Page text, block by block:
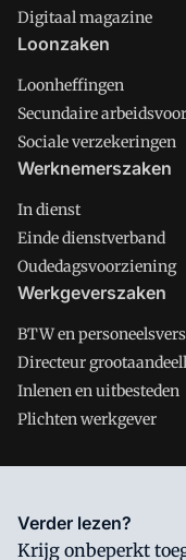
Digitaal magazine
Loonzaken
Loonheffingen
Secundaire
Sociale verzekeringen
Werknemerszaken
In dienst
Einde dienstverband
Oudedagsvoorziening
Werkgeverszaken
BTW en
Directeur
Inlenen en uitbesteden
Plichten werkgever
Salarisnet is onderdeel
waar VMN media voor
Verder lezen?
Krijg onbeperkt